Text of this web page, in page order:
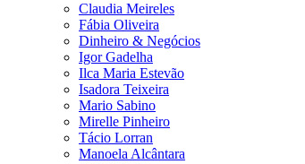
Claudia Meireles
Fábia Oliveira
Dinheiro & Negócios
Igor Gadelha
Ilca Maria Estevão
Isadora Teixeira
Mario Sabino
Mirelle Pinheiro
Tácio Lorran
Manoela Alcântara